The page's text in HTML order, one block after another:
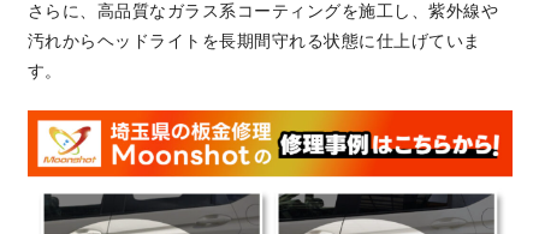
さらに、高品質なガラス系コーティングを施工し、紫外線や
汚れからヘッドライトを長期間守れる状態に仕上げていま
す。